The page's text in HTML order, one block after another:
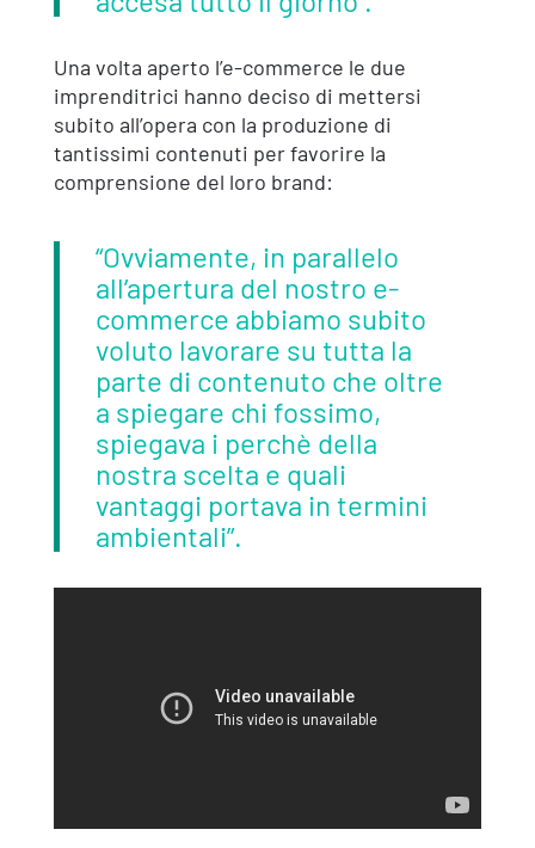
Una volta aperto l’e-commerce le due
imprenditrici hanno deciso di mettersi
subito all’opera con la produzione di
tantissimi contenuti per favorire la
comprensione del loro brand:
“Ovviamente, in parallelo
all’apertura del nostro e-
commerce abbiamo subito
voluto lavorare su tutta la
parte di contenuto che oltre
a spiegare chi fossimo,
spiegava i perchè della
nostra scelta e quali
vantaggi portava in termini
ambientali”.